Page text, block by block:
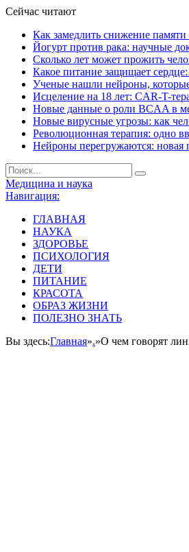
Сейчас читают
Как замедлить снижение
Йогурт против рака: научные
Сколько лет может прожить
Какое питание защищает
Ученые нашли нейроны,
Исцеление на 18 лет: CAR-T-
Новые данные о роли BCAA в
Новые вирусные угрозы: как
Революционная терапия: одно
Нейроны перегружаются: новая
Медицина и наука
Навигация:
ГЛАВНАЯ
НАУКА
ЗДОРОВЬЕ
ПСИХОЛОГИЯ
ДЕТИ
ПИТАНИЕ
КРАСОТА
ОБРАЗ ЖИЗНИ
ПОЛЕЗНО ЗНАТЬ
Вы здесь:Главная».»О чем говорят